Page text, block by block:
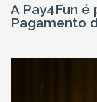
A Pay4Fun
Pagamento